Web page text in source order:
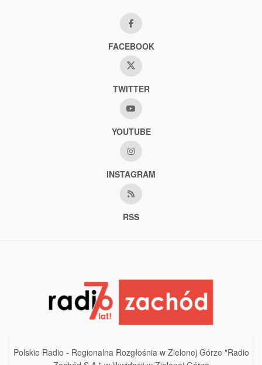
FACEBOOK
TWITTER
YOUTUBE
INSTAGRAM
RSS
Polskie Radio - Regionalna Rozgłośnia w Zielonej Górze "Radio